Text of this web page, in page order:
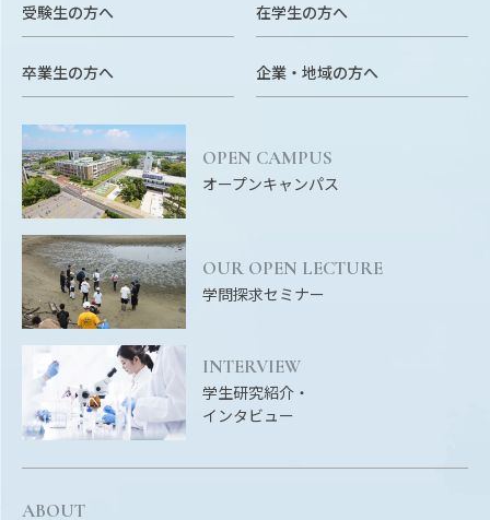
〒514-8507 三重県津市栗真町屋町1577TEL
サイトマップ
お問い合わせ
交通案内
キャンパスマップ
Facebook
X YouTube
生物資源学研究科紀要
受験生の方へ 在学生の方へ
卒業生の方へ 企業・地域の方へ
OPEN CAMPUS
オープンキャンパス
OUR OPEN LECTURE
学問探求セミナー
INTERVIEW
学生研究紹介・
インタビュー
ABOUT